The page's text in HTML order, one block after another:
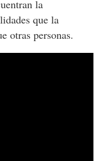
la
que la
otras personas.